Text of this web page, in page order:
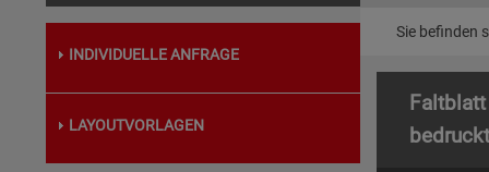
INDIVIDUELLE ANFRAGE
LAYOUTVORLAGEN
Sie befinden
bedruckt